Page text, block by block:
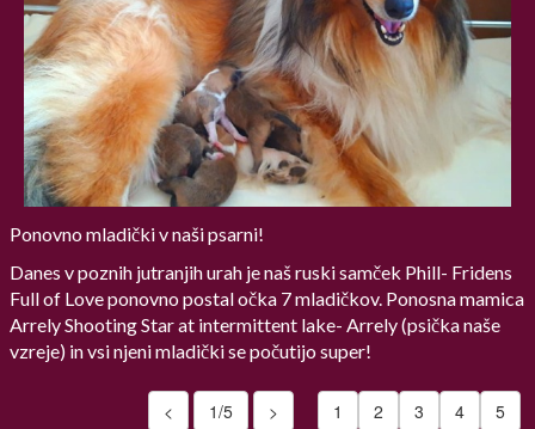
Ponovno mladički v naši psarni!
Danes v poznih jutranjih urah je naš ruski samček Phill- Fridens
Full of Love ponovno postal očka 7 mladičkov. Ponosna mamica
Arrely Shooting Star at intermittent lake- Arrely (psička naše
vzreje) in vsi njeni mladički se počutijo super!
< 1/5 > 1 2 3 4 5